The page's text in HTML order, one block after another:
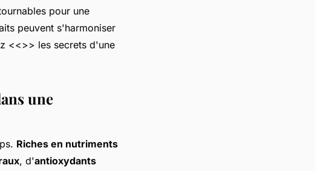
pour une
peuvent s'harmoniser
<<>> les secrets d'une
une
Riches en nutriments
, d'antioxydants